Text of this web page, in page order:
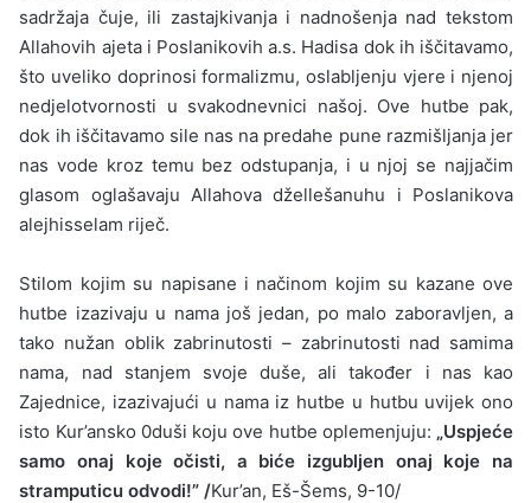
sadržaja čuje, ili zastajkivanja i nadnošenja nad tekstom
Allahovih ajeta i Poslanikovih a.s. Hadisa dok ih iščitavamo,
što uveliko doprinosi forma­lizmu, oslabljenju vjere i njenoj
nedjelotvornosti u svakodnevnici našoj. Ove hutbe pak,
dok ih iščitavamo sile nas na predahe pune razmišljanja jer
nas vode kroz temu bez odstupanja, i u njoj se najjačim
glasom oglašavaju Allahova džellešanuhu i Poslanikova
alejhisselam riječ.
Stilom kojim su napisane i načinom kojim su kazane ove
hutbe izazivaju u nama još jedan, po malo zaboravljen, a
tako nužan oblik zabrinutosti – zabrinutosti nad samima
nama, nad stanjem svoje duše, ali također i nas kao
Zajednice, izazivajući u nama iz hutbe u hutbu uvijek ono
isto Kur’ansko 0duši koju ove hutbe oplemenjuju: „Uspjeće
samo onaj koje očisti, a biće izgubljen onaj koje na
stramputicu odvodi!” /Kur’an, Eš-Šems, 9-10/